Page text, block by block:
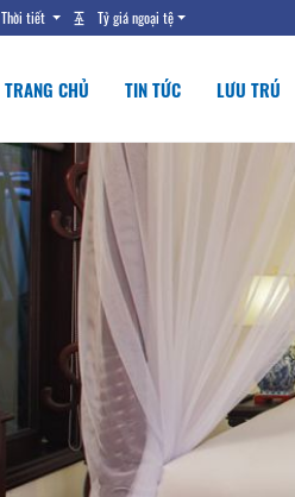
Thời tiết Tỷ giá ngoại tệ
TRANG CHỦ TIN TỨC LƯU TRÚ